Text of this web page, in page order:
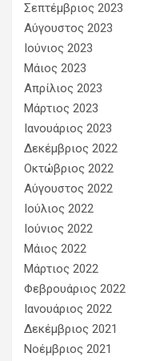
Σεπτέμβριος 2023
Αύγουστος 2023
Ιούνιος 2023
Μάιος 2023
Απρίλιος 2023
Μάρτιος 2023
Ιανουάριος 2023
Δεκέμβριος 2022
Οκτώβριος 2022
Αύγουστος 2022
Ιούλιος 2022
Ιούνιος 2022
Μάιος 2022
Μάρτιος 2022
Φεβρουάριος 2022
Ιανουάριος 2022
Δεκέμβριος 2021
Νοέμβριος 2021